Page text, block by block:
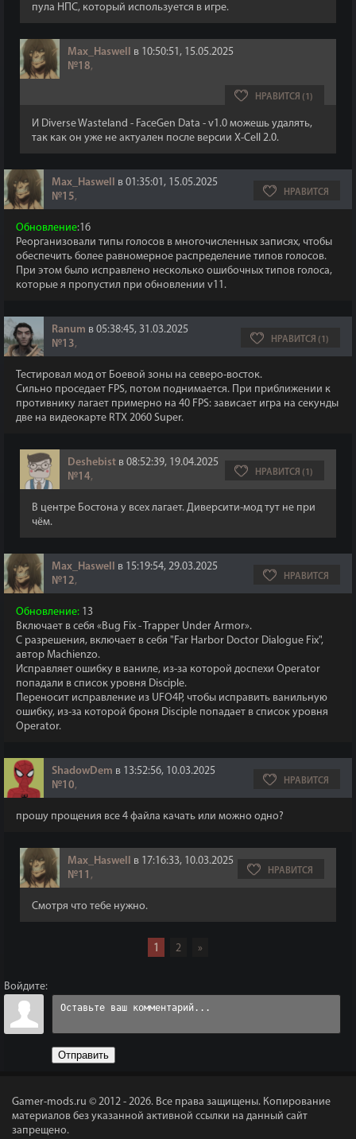
пула НПС, который используется в игре.
Max_Haswell в 10:50:51, 15.05.2025
№18,
НРАВИТСЯ (1)
И Diverse Wasteland - FaceGen Data - v1.0 можешь удалять,
так как он уже не актуален после версии X-Cell 2.0.
Max_Haswell в 01:35:01, 15.05.2025
№15, НРАВИТСЯ
Обновление:16
Реорганизовали типы голосов в многочисленных записях, чтобы
обеспечить более равномерное распределение типов голосов.
При этом было исправлено несколько ошибочных типов голоса,
которые я пропустил при обновлении v11.
Ranum в 05:38:45, 31.03.2025
№13, НРАВИТСЯ (1)
Тестировал мод от Боевой зоны на северо-восток.
Сильно проседает FPS, потом поднимается. При приближении к
противнику лагает примерно на 40 FPS: зависает игра на секунды
две на видеокарте RTX 2060 Super.
Deshebist в 08:52:39, 19.04.2025
№14, НРАВИТСЯ (1)
В центре Бостона у всех лагает. Диверсити-мод тут не при
чём.
Max_Haswell в 15:19:54, 29.03.2025
№12, НРАВИТСЯ
Обновление: 13
Включает в себя «Bug Fix - Trapper Under Armor».
С разрешения, включает в себя "Far Harbor Doctor Dialogue Fix",
автор Machienzo.
Исправляет ошибку в ваниле, из-за которой доспехи Operator
попадали в список уровня Disciple.
Переносит исправление из UFO4P, чтобы исправить ванильную
ошибку, из-за которой броня Disciple попадает в список уровня
Operator.
ShadowDem в 13:52:56, 10.03.2025
№10, НРАВИТСЯ
прошу прощения все 4 файла качать или можно одно?
Max_Haswell в 17:16:33, 10.03.2025
№11 , НРАВИТСЯ
Смотря что тебе нужно.
1 2 »
Войдите:
Отправить
Gamer-mods.ru © 2012 - 2026. Все права защищены. Копирование
материалов без указанной активной ссылки на данный сайт
запрещено.